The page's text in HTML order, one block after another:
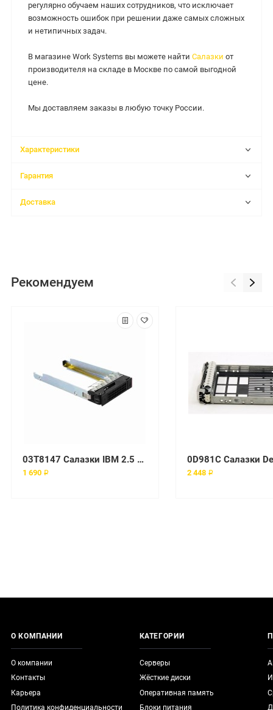
регулярно обучаем наших сотрудников, что исключает
возможность ошибок при решении даже самых сложных
и нетипичных задач.
В магазине Work Systems вы можете найти Салазки от
производителя на складе в Москве по самой выгодной
цене.
Мы доставляем заказы в любую точку России.
Характеристики
Гарантия
Доставка
Рекомендуем
03T8147 Салазки IBM 2.5 SAS/SATA HDD Tray Caddy ThinkCentre RDx50 TD35
1 690 ₽ 2 448 ₽
О КОМПАНИИ
О компании
Контакты
Карьера
Политика конфиденциальности
КАТЕГОРИИ
Серверы
Жёсткие диски
Оперативная память
Блоки питания